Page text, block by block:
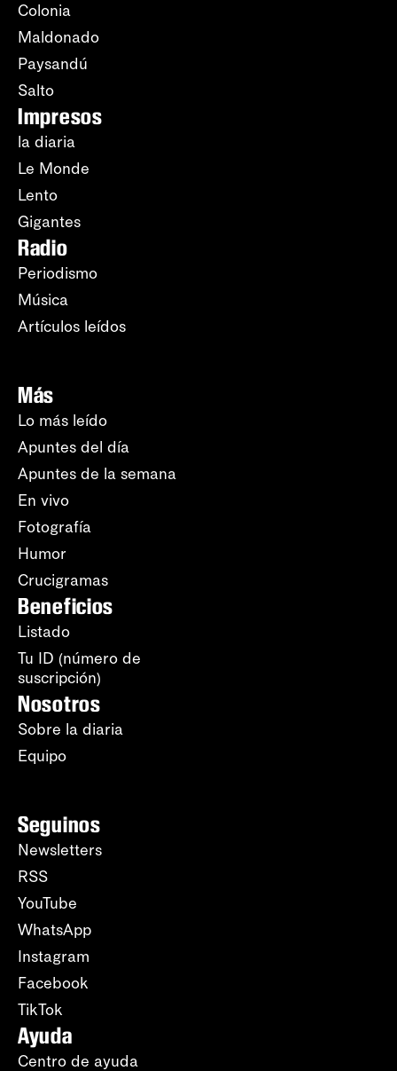
Colonia
Maldonado
Paysandú
Salto
Impresos
la diaria
Le Monde
Lento
Gigantes
Radio
Periodismo
Música
Artículos leídos
Más
Lo más leído
Apuntes del día
Apuntes de la semana
En vivo
Fotografía
Humor
Crucigramas
Beneficios
Listado
Tu ID (número de
suscripción)
Nosotros
Sobre la diaria
Equipo
Seguinos
Newsletters
RSS
YouTube
WhatsApp
Instagram
Facebook
TikTok
Ayuda
Centro de ayuda